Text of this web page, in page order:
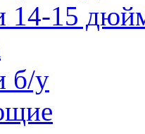
14-15
б/у